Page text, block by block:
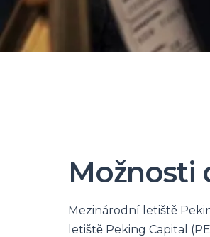
Možnosti
Mezinárodní letiště
letiště Peking Capital